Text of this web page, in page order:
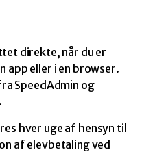
direkte, når du er
app eller i en browser.
SpeedAdmin og
hver uge af hensyn til
af elevbetaling ved